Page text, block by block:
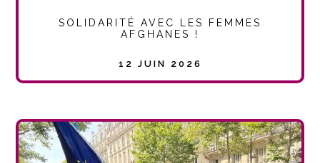
SOLIDARITÉ AVEC LES FEMMES
AFGHANES !
12 JUIN 2026